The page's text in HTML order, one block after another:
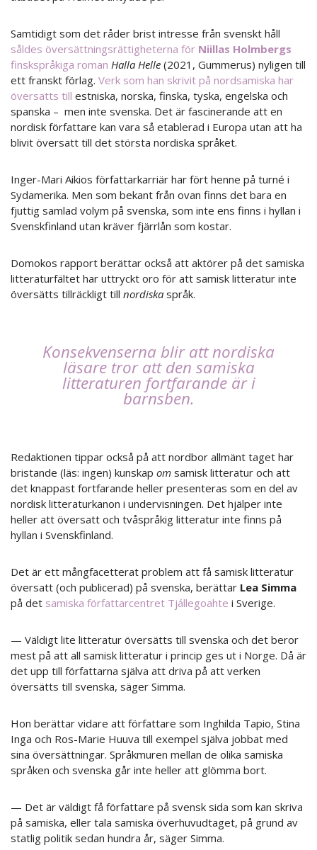
Samtidigt som det råder brist intresse från svenskt håll
såldes översättningsrättigheterna för Niillas Holmbergs
finskspråkiga roman Halla Helle (2021, Gummerus) nyligen till
ett franskt förlag. Verk som han skrivit på nordsamiska har
översatts till estniska, norska, finska, tyska, engelska och
spanska – men inte svenska. Det är fascinerande att en
nordisk författare kan vara så etablerad i Europa utan att ha
blivit översatt till det största nordiska språket.
Inger-Mari Aikios författarkarriär har fört henne på turné i
Sydamerika. Men som bekant från ovan finns det bara en
fjuttig samlad volym på svenska, som inte ens finns i hyllan i
Svenskfinland utan kräver fjärrlån som kostar.
Domokos rapport berättar också att aktörer på det samiska
litteraturfältet har uttryckt oro för att samisk litteratur inte
översätts tillräckligt till nordiska språk.
Konsekvenserna blir att nordiska
läsare tror att den samiska
litteraturen fortfarande är i
barnsben.
Redaktionen tippar också på att nordbor allmänt taget har
bristande (läs: ingen) kunskap om samisk litteratur och att
det knappast fortfarande heller presenteras som en del av
nordisk litteraturkanon i undervisningen. Det hjälper inte
heller att översatt och tvåspråkig litteratur inte finns på
hyllan i Svenskfinland.
Det är ett mångfacetterat problem att få samisk litteratur
översatt (och publicerad) på svenska, berättar Lea Simma
på det samiska författarcentret Tjállegoahte i Sverige.
— Väldigt lite litteratur översätts till svenska och det beror
mest på att all samisk litteratur i princip ges ut i Norge. Då är
det upp till författarna själva att driva på att verken
översätts till svenska, säger Simma.
Hon berättar vidare att författare som Inghilda Tapio, Stina
Inga och Ros-Marie Huuva till exempel själva jobbat med
sina översättningar. Språkmuren mellan de olika samiska
språken och svenska går inte heller att glömma bort.
— Det är väldigt få författare på svensk sida som kan skriva
på samiska, eller tala samiska överhuvudtaget, på grund av
statlig politik sedan hundra år, säger Simma.